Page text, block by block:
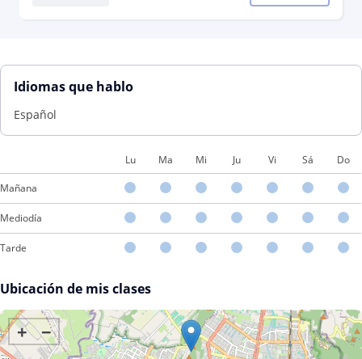
Idiomas que hablo
Español
Lu Ma Mi Ju Vi Sá Do
Mañana
Mediodía
Tarde
Ubicación de mis clases
+ −